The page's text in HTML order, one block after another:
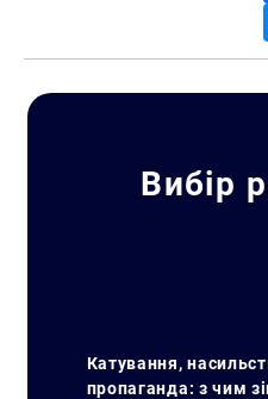
Вибір
Катування,
пропаганда: з чим